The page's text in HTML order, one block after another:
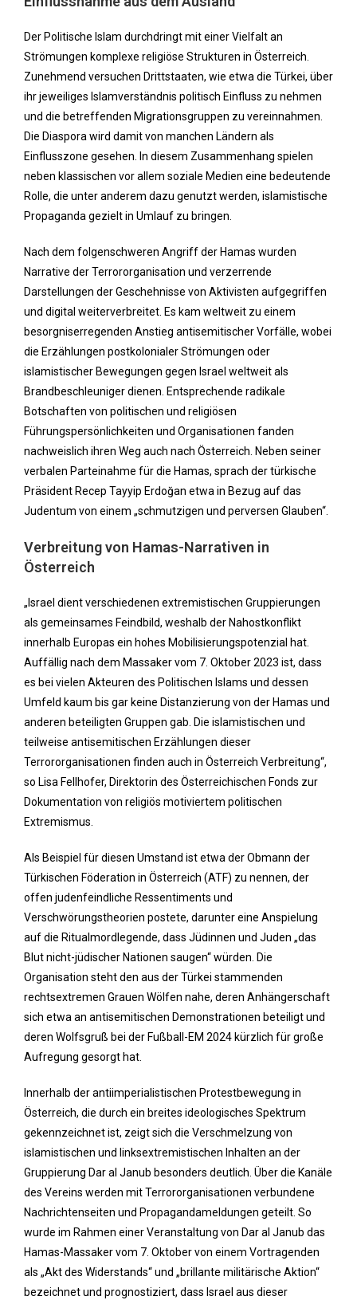
Der Politische Islam durchdringt mit einer Vielfalt an
Strömungen komplexe religiöse Strukturen in Österreich.
Zunehmend versuchen Drittstaaten, wie etwa die Türkei, über
ihr jeweiliges Islamverständnis politisch Einfluss zu nehmen
und die betreffenden Migrationsgruppen zu vereinnahmen.
Die Diaspora wird damit von manchen Ländern als
Einflusszone gesehen. In diesem Zusammenhang spielen
neben klassischen vor allem soziale Medien eine bedeutende
Rolle, die unter anderem dazu genutzt werden, islamistische
Propaganda gezielt in Umlauf zu bringen.
Nach dem folgenschweren Angriff der Hamas wurden
Narrative der Terrororganisation und verzerrende
Darstellungen der Geschehnisse von Aktivisten aufgegriffen
und digital weiterverbreitet. Es kam weltweit zu einem
besorgniserregenden Anstieg antisemitischer Vorfälle, wobei
die Erzählungen postkolonialer Strömungen oder
islamistischer Bewegungen gegen Israel weltweit als
Brandbeschleuniger dienen. Entsprechende radikale
Botschaften von politischen und religiösen
Führungspersönlichkeiten und Organisationen fanden
nachweislich ihren Weg auch nach Österreich. Neben seiner
verbalen Parteinahme für die Hamas, sprach der türkische
Präsident Recep Tayyip Erdoğan etwa in Bezug auf das
Judentum von einem „schmutzigen und perversen Glauben“.
Verbreitung von Hamas-Narrativen in
Österreich
„Israel dient verschiedenen extremistischen Gruppierungen
als gemeinsames Feindbild, weshalb der Nahostkonflikt
innerhalb Europas ein hohes Mobilisierungspotenzial hat.
Auffällig nach dem Massaker vom 7. Oktober 2023 ist, dass
es bei vielen Akteuren des Politischen Islams und dessen
Umfeld kaum bis gar keine Distanzierung von der Hamas und
anderen beteiligten Gruppen gab. Die islamistischen und
teilweise antisemitischen Erzählungen dieser
Terrororganisationen finden auch in Österreich Verbreitung“,
so Lisa Fellhofer, Direktorin des Österreichischen Fonds zur
Dokumentation von religiös motiviertem politischen
Extremismus.
Als Beispiel für diesen Umstand ist etwa der Obmann der
Türkischen Föderation in Österreich (ATF) zu nennen, der
offen judenfeindliche Ressentiments und
Verschwörungstheorien postete, darunter eine Anspielung
auf die Ritualmordlegende, dass Jüdinnen und Juden „das
Blut nicht-jüdischer Nationen saugen“ würden. Die
Organisation steht den aus der Türkei stammenden
rechtsextremen Grauen Wölfen nahe, deren Anhängerschaft
sich etwa an antisemitischen Demonstrationen beteiligt und
deren Wolfsgruß bei der Fußball-EM 2024 kürzlich für große
Aufregung gesorgt hat.
Innerhalb der antiimperialistischen Protestbewegung in
Österreich, die durch ein breites ideologisches Spektrum
gekennzeichnet ist, zeigt sich die Verschmelzung von
islamistischen und linksextremistischen Inhalten an der
Gruppierung Dar al Janub besonders deutlich. Über die Kanäle
des Vereins werden mit Terrororganisationen verbundene
Nachrichtenseiten und Propagandameldungen geteilt. So
wurde im Rahmen einer Veranstaltung von Dar al Janub das
Hamas-Massaker vom 7. Oktober von einem Vortragenden
als „Akt des Widerstands“ und „brillante militärische Aktion“
bezeichnet und prognostiziert, dass Israel aus dieser